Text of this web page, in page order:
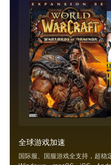
全球游戏加速
国际服、国服游戏全支持，超稳